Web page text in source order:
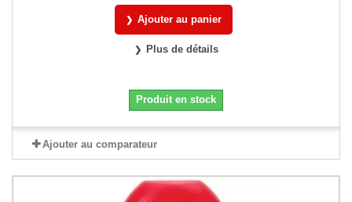
Ajouter au panier
Plus de détails
Produit en stock
Ajouter au comparateur